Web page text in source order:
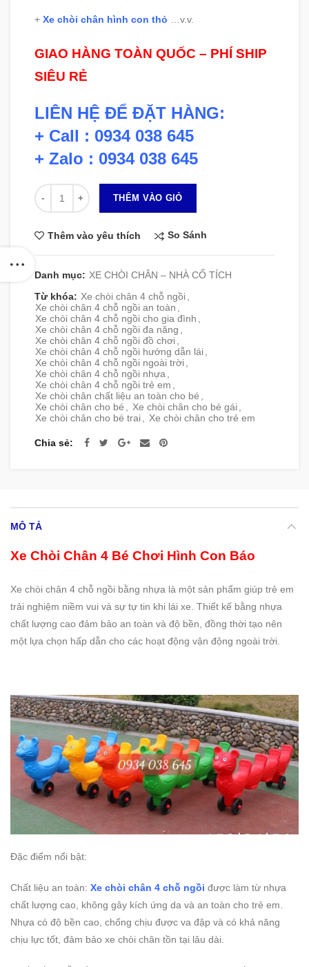
+ Xe chòi chân hình con thỏ …v.v.
GIAO HÀNG TOÀN QUỐC – PHÍ SHIP
SIÊU RẺ
LIÊN HỆ ĐỂ ĐẶT HÀNG:
+ Call : 0934 038 645
+ Zalo : 0934 038 645
Số lượng
THÊM VÀO GIỎ
Thêm vào yêu thích So Sánh
Danh mục: XE CHÒI CHÂN – NHÀ CỔ TÍCH
Từ khóa: Xe chòi chân 4 chỗ ngồi
Xe chòi chân 4 chỗ ngồi an toàn
Xe chòi chân 4 chỗ ngồi cho gia đình
Xe chòi chân 4 chỗ ngồi đa năng
Xe chòi chân 4 chỗ ngồi đồ chơi
Xe chòi chân 4 chỗ ngồi hướng dẫn lái
Xe chòi chân 4 chỗ ngồi ngoài trời
Xe chòi chân 4 chỗ ngồi nhựa
Xe chòi chân 4 chỗ ngồi trẻ em
Xe chòi chân chất liệu an toàn cho bé
Xe chòi chân cho bé
Xe chòi chân cho bé gái
Xe chòi chân cho bé trai
Xe chòi chân cho trẻ em
Chia sẻ
MÔ TẢ
Xe Chòi Chân 4 Bé Chơi Hình Con Báo
Xe chòi chân 4 chỗ ngồi bằng nhựa là một sản phẩm giúp trẻ em
trải nghiệm niềm vui và sự tự tin khi lái xe. Thiết kế bằng nhựa
chất lượng cao đảm bảo an toàn và độ bền, đồng thời tạo nên
một lựa chọn hấp dẫn cho các hoạt động vận động ngoài trời.
Đặc điểm nổi bật:
Chất liệu an toàn: Xe chòi chân 4 chỗ ngồi được làm từ nhựa
chất lượng cao, không gây kích ứng da và an toàn cho trẻ em.
Nhựa có độ bền cao, chống chịu được va đập và có khả năng
chịu lực tốt, đảm bảo xe chòi chân tồn tại lâu dài.